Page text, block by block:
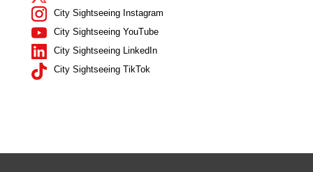
City Sightseeing Instagram
City Sightseeing YouTube
City Sightseeing LinkedIn
City Sightseeing TikTok